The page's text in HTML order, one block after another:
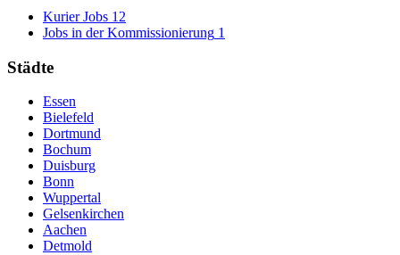
Kurier Jobs 12
Jobs in der Kommissionierung 1
Städte
Essen
Bielefeld
Dortmund
Bochum
Duisburg
Bonn
Wuppertal
Gelsenkirchen
Aachen
Detmold